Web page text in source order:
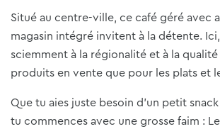
Situé au centre-ville, ce café géré avec
magasin intégré invitent à la détente.
sciemment à la régionalité et à la
produits en vente que pour les plats et
Que tu aies juste besoin d'un petit
tu commences avec une grosse faim :